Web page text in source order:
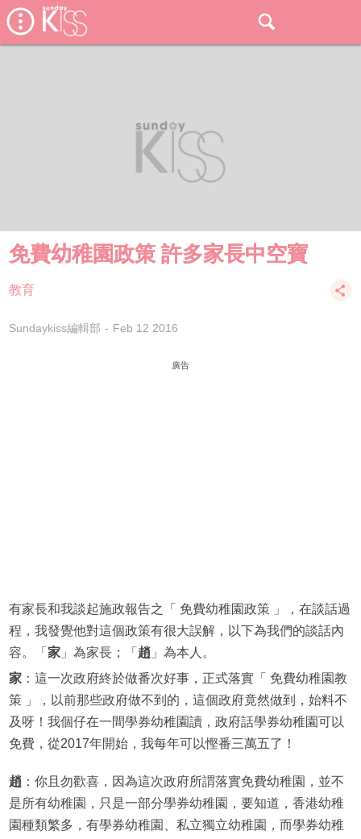
免費幼稚園政策 許多家長中空寶
教育
Sundaykiss編輯部 Feb 12 2016
廣告
有家長和我談起施政報告之「 免費幼稚園政策 」，在談話過
程，我發覺他對這個政策有很大誤解，以下為我們的談話內
容。「 家」為家長；「 趙 」為本人。
家：這一次政府終於做番次好事，正式落實「 免費幼稚園教
策 」，以前那些政府做不到的，這個政府竟然做到，始料不
及呀！我個仔在一間學券幼稚園讀，政府話學券幼稚園可以
免費，從2017年開始，我每年可以慳番三萬五了！
趙 ：你且勿歡喜，因為這次政府所謂落實免費幼稚園，並不
是所有幼稚園，只是一部分學券幼稚園，要知道，香港幼稚
園種類繁多，有學券幼稚園、私立獨立幼稚園，而學券幼稚